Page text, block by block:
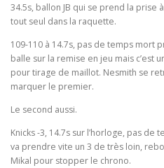
34.5s, ballon JB qui se prend la prise
tout seul dans la raquette.
109-110 à 14.7s, pas de temps mort
balle sur la remise en jeu mais c’est
pour tirage de maillot. Nesmith se
marquer le premier.
Le second aussi.
Knicks -3, 14.7s sur l’horloge, pas de
va prendre vite un 3 de très loin,
Mikal pour stopper le chrono.